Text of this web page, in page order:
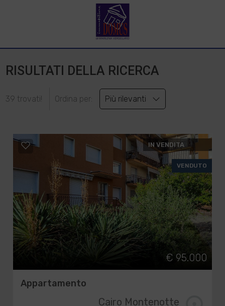
RISULTATI DELLA RICERCA
39 trovati! Ordina per: Più rilevanti
IN VENDITA
VENDUTO
€ 95.000
Appartamento
Cairo Montenotte